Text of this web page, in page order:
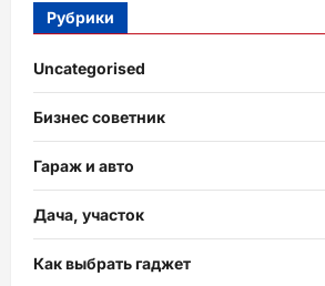
Рубрики
Uncategorised
Бизнес советник
Гараж и авто
Дача, участок
Как выбрать гаджет